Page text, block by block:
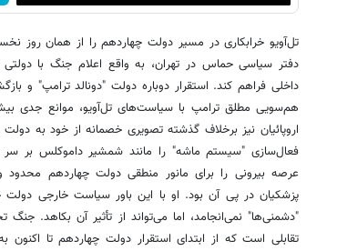
تل‌آویو خرابکاری در مسیر دولت چهاردهم را از همان روز
دفتر سیاسی حماس در تهران، به واقع اعلام جنگ با
داخلی فراهم کند. استقرار دوباره دولت "دونالد ترامپ" و
هم‌سویی مطلق ترامپ با سیاست‌های تل‌آویو، موانع جدی
اروپائیان نیز برخلاف گذشته تصویری خصمانه از خود به
فعال‌سازی "سیستم ماشه" را مانند شمشیر داموکلس بر
عرصه بیرونی را برای مانور منطقی دولت چهاردهم
پزشکیان در پی آن بود. او با این باور سیاست خارجی
تقابلی است که از ابتدای استقرار دولت چهاردهم تا